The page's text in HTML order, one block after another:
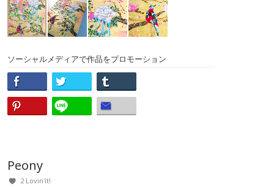
ソーシャルメディアで作品をプロモーション
Peony
2 Lovin'it!